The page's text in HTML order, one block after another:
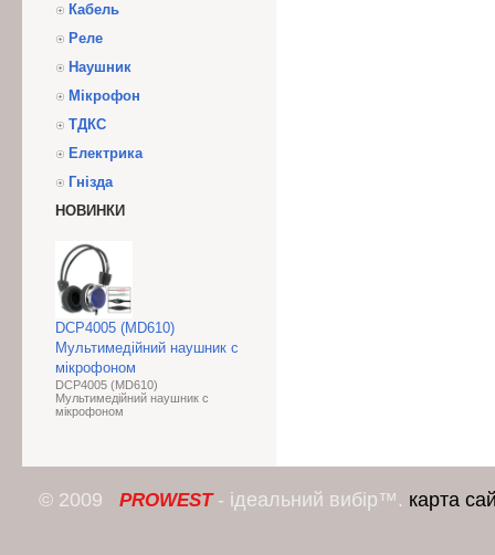
Кабель
Реле
Наушник
Мікрофон
ТДКС
Електрика
Гнізда
НОВИНКИ
DCP4005 (MD610)
Мультимедійний наушник с
мікрофоном
DCP4005 (MD610)
Мультимедійний наушник с
мікрофоном
© 2009 PROWEST- ідеальний вибір™. карта